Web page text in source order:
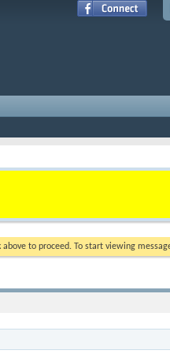
to proceed. To start viewing